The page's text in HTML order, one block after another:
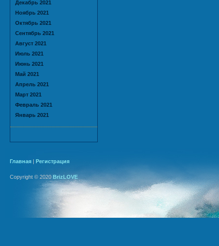
Декабрь 2021
Ноябрь 2021
Октябрь 2021
Сентябрь 2021
Август 2021
Июль 2021
Июнь 2021
Май 2021
Апрель 2021
Март 2021
Февраль 2021
Январь 2021
Главная | Регистрация
Copyright © 2020 BrizLOVE